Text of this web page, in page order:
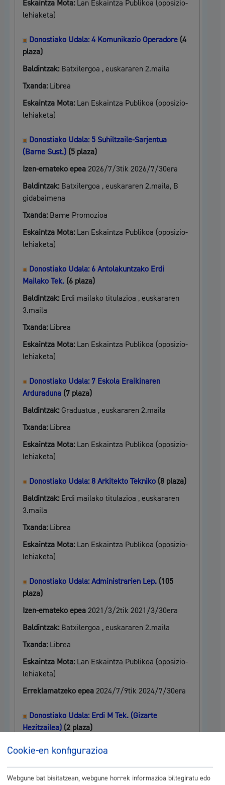
Eskaintza Mota: Lan Eskaintza Publikoa (oposizio-
lehiaketa)
Donostiako Udala: 4 Komunikazio Operadore(4
plaza)
Baldintzak: Batxilergoa , euskararen 2.maila
Txanda: Librea
Eskaintza Mota: Lan Eskaintza Publikoa (oposizio-
lehiaketa)
Donostiako Udala: 5 Suhiltzaile-Sarjentua
(Barne Sust.)(5 plaza)
Izen-emateko epea 2026/7/3tik 2026/7/30era
Baldintzak: Batxilergoa , euskararen 2.maila, B
gidabaimena
Txanda: Barne Promozioa
Eskaintza Mota: Lan Eskaintza Publikoa (oposizio-
lehiaketa)
Donostiako Udala: 6 Antolakuntzako Erdi
Mailako Tek.(6 plaza)
Baldintzak: Erdi mailako titulazioa , euskararen
3.maila
Txanda: Librea
Eskaintza Mota: Lan Eskaintza Publikoa (oposizio-
lehiaketa)
Donostiako Udala: 7 Eskola Eraikinaren
Arduraduna(7 plaza)
Baldintzak: Graduatua , euskararen 2.maila
Txanda: Librea
Eskaintza Mota: Lan Eskaintza Publikoa (oposizio-
lehiaketa)
Donostiako Udala: 8 Arkitekto Tekniko(8 plaza)
Baldintzak: Erdi mailako titulazioa , euskararen
3.maila
Txanda: Librea
Eskaintza Mota: Lan Eskaintza Publikoa (oposizio-
lehiaketa)
Donostiako Udala: Administrarien Lep.(105
plaza)
Izen-emateko epea 2021/3/2tik 2021/3/30era
Baldintzak: Batxilergoa , euskararen 2.maila
Txanda: Librea
Eskaintza Mota: Lan Eskaintza Publikoa (oposizio-
lehiaketa)
Erreklamatzeko epea 2024/7/9tik 2024/7/30era
Donostiako Udala: Erdi M Tek. (Gizarte
Hezitzailea)(2 plaza)
Baldintzak:
Erdi mailako titulazioa , euskararen
3.maila
Txanda:Librea
Cookie-en konfigurazioa
Webgune bat bisitatzean, webgune horrek informazioa biltegiratu edo